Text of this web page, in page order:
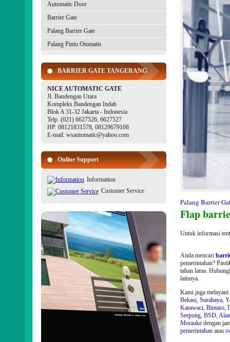
Automatic Door
Barrier Gate
Palang Barrier Gate
Palang Pintu Otomatis
BARRIER GATE TANGERANG
NICE AUTOMATIC GATE
Jl. Bandengan Utara
Kompleks Bandengan Indah
Blok A 31-32 Jakarta - Indonesia
Telp. (021) 6627526, 6627527
HP. 08121831578, 08129679108
E-mail. wsautomatic@yahoo.com
Online Support
Information
Customer Service
Palang Barrier
Flap
Untuk informasi
Anda mencari
pemerintahan?
tahan lama.
lainnya.
Kami juga
Bekasi, Surabaya,
Karawaci, Bintaro,
Serpong, BSD,
Meraukedengan
pemerintahanatau